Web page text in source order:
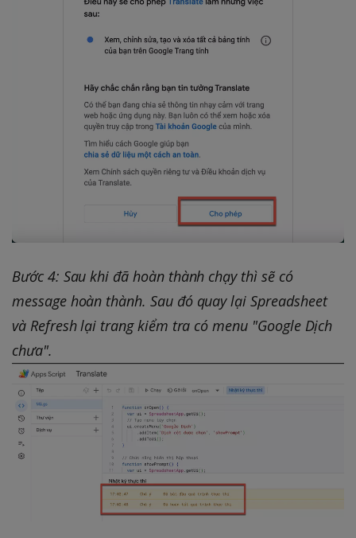
Bước 4: Sau khi đã hoàn thành chạy thì sẽ có
message hoàn thành. Sau đó quay lại Spreadsheet
và Refresh lại trang kiểm tra có menu "Google Dịch
chưa".